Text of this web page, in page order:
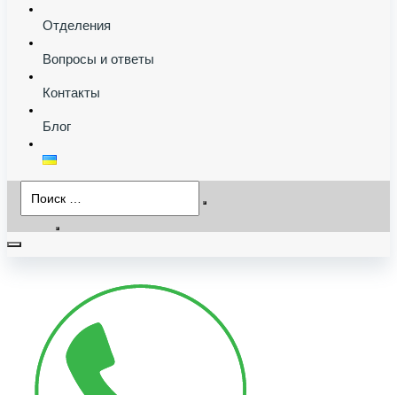
Отделения
Вопросы и ответы
Контакты
Блог